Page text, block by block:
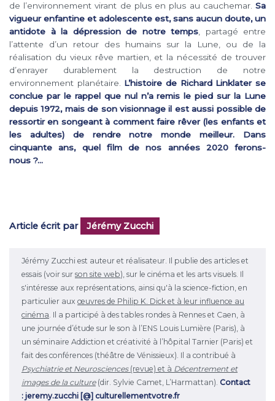
de l’environnement virant de plus en plus au cauchemar. Sa
vigueur enfantine et adolescente est, sans aucun doute, un
antidote à la dépression de notre temps, partagé entre
l’attente d’un retour des humains sur la Lune, ou de la
réalisation du vieux rêve martien, et la nécessité de trouver
d’enrayer durablement la destruction de notre
environnement planétaire. L’histoire de Richard Linklater se
conclue par le rappel que nul n’a remis le pied sur la Lune
depuis 1972, mais de son visionnage il est aussi possible de
ressortir en songeant à comment faire rêver (les enfants et
les adultes) de rendre notre monde meilleur. Dans
cinquante ans, quel film de nos années 2020 ferons-
nous ?…
Article écrit par Jérémy Zucchi
Jérémy Zucchi est auteur et réalisateur. Il publie des articles et
essais (voir sur son site web), sur le cinéma et les arts visuels. Il
s'intéresse aux représentations, ainsi qu'à la science-fiction, en
particulier aux œuvres de Philip K. Dick et à leur influence au
cinéma . Il a participé à des tables rondes à Rennes et Caen, à
une journée d’étude sur le son à l’ENS Louis Lumière (Paris), à
un séminaire Addiction et créativité à l’hôpital Tarnier (Paris) et
fait des conférences (théâtre de Vénissieux). Il a contribué à
Psychiatrie et Neurosciences(revue) et à Décentrement et
images de la culture(dir. Sylvie Camet, L’Harmattan). Contact
: jeremy.zucchi [@] culturellementvotre.fr